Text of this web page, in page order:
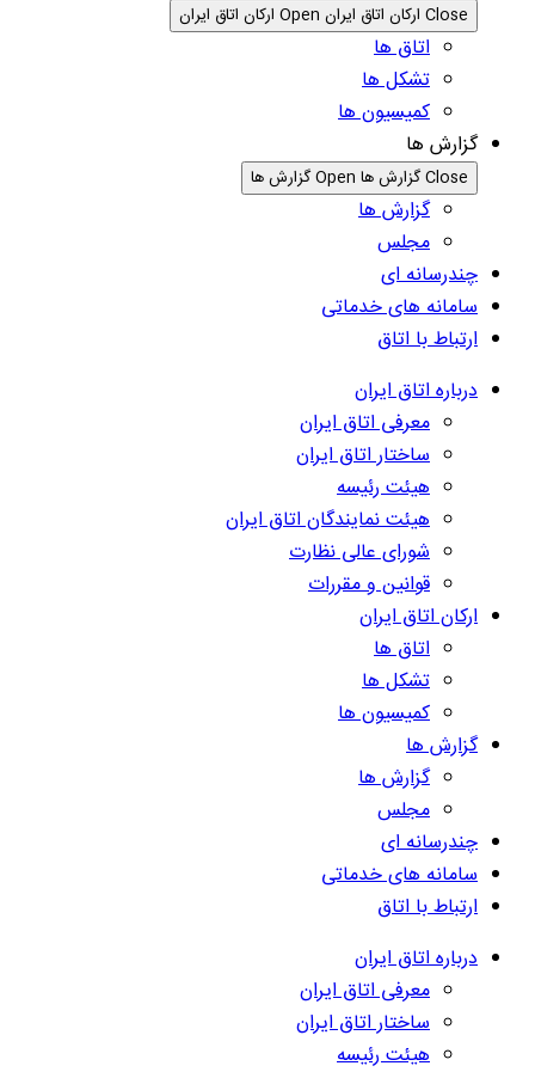
Close ارکان اتاق ایران Open ارکان اتاق ایران
اتاق ها
تشکل ها
کمیسیون ها
گزارش ها
Close گزارش ها Open گزارش ها
گزارش ها
مجلس
چندرسانه ای
سامانه های خدماتی
ارتباط با اتاق
درباره اتاق ایران
معرفی اتاق ایران
ساختار اتاق ایران
هیئت رئیسه
هیئت نمایندگان اتاق ایران
شورای عالی نظارت
قوانین و مقررات
ارکان اتاق ایران
اتاق ها
تشکل ها
کمیسیون ها
گزارش ها
گزارش ها
مجلس
چندرسانه ای
سامانه های خدماتی
ارتباط با اتاق
درباره اتاق ایران
معرفی اتاق ایران
ساختار اتاق ایران
هیئت رئیسه